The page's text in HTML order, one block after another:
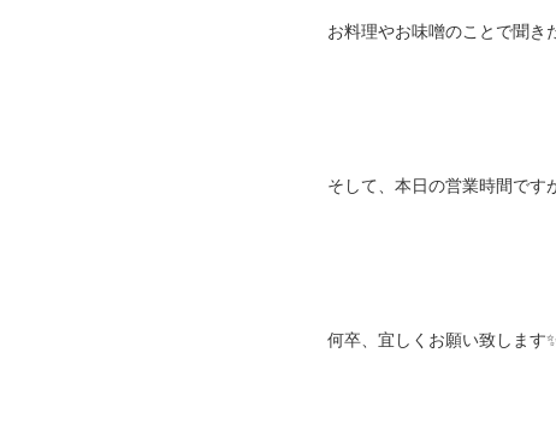
お料理やお味噌のことで聞
そして、本日の営業時間です
何卒、宜しくお願い致します